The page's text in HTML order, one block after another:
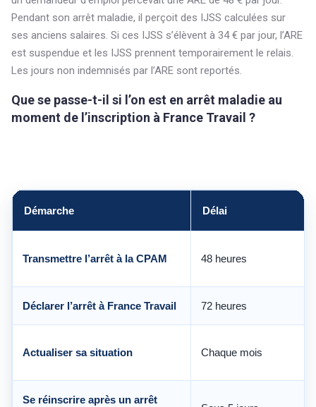
Pendant son arrêt maladie, il perçoit des IJSS calculées sur
ses anciens salaires. Si ces IJSS s’élèvent à 34 € par jour, l’ARE
est suspendue et les IJSS prennent temporairement le relais.
Les jours non indemnisés par l’ARE sont reportés.
Que se passe-t-il si l’on est en arrêt maladie au
moment de l’inscription à France Travail ?
Démarche Délai
Transmettre l’arrêt à la CPAM 48 heures
Déclarer l’arrêt à France Travail 72 heures
Actualiser sa situation Chaque mois
Se réinscrire après un arrêt